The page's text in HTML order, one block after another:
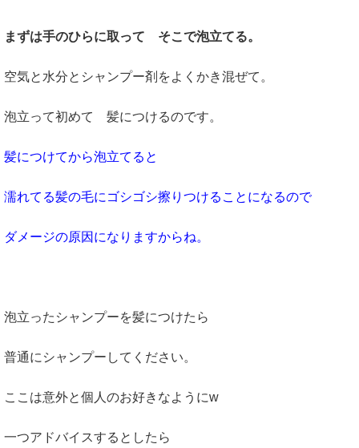
まずは手のひらに取って そこで泡立てる。
空気と水分とシャンプー剤をよくかき混ぜて。
泡立って初めて 髪につけるのです。
髪につけてから泡立てると
濡れてる髪の毛にゴシゴシ擦りつけることになるので
ダメージの原因になりますからね。
泡立ったシャンプーを髪につけたら
普通にシャンプーしてください。
ここは意外と個人のお好きなようにw
一つアドバイスするとしたら